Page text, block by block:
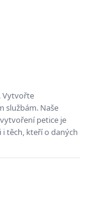
Vytvořte
službám. Naše
petice je
těch, kteří o daných